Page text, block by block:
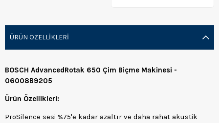
ÜRÜN ÖZELLIKLERI
BOSCH AdvancedRotak 650 Çim Biçme Makinesi -
06008B9205
Ürün Özellikleri:
ProSilence sesi %75'e kadar azaltır ve daha rahat akustik